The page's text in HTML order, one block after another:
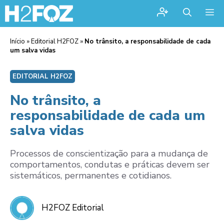
Início »Editorial H2FOZ » No trânsito, a responsabilidade de cada
um salva vidas
EDITORIAL H2FOZ
No trânsito, a
responsabilidade de cada um
salva vidas
Processos de conscientização para a mudança de
comportamentos, condutas e práticas devem ser
sistemáticos, permanentes e cotidianos.
H2FOZ Editorial